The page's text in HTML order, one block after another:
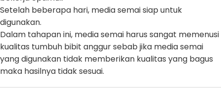
Setelah beberapa hari, media semai siap untuk
digunakan.
Dalam tahapan ini, media semai harus sangat memenusi
kualitas tumbuh bibit anggur sebab jika media semai
yang digunakan tidak memberikan kualitas yang bagus
maka hasilnya tidak sesuai.